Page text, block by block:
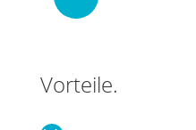
Vorteile.